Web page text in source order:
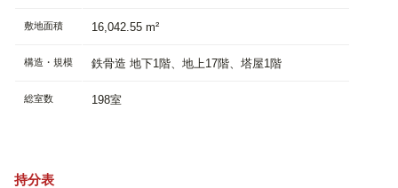
敷地面積 16,042.55 m²
構造・規模 鉄骨造 地下1階、地上17階、塔屋1階
総室数 198室
持分表